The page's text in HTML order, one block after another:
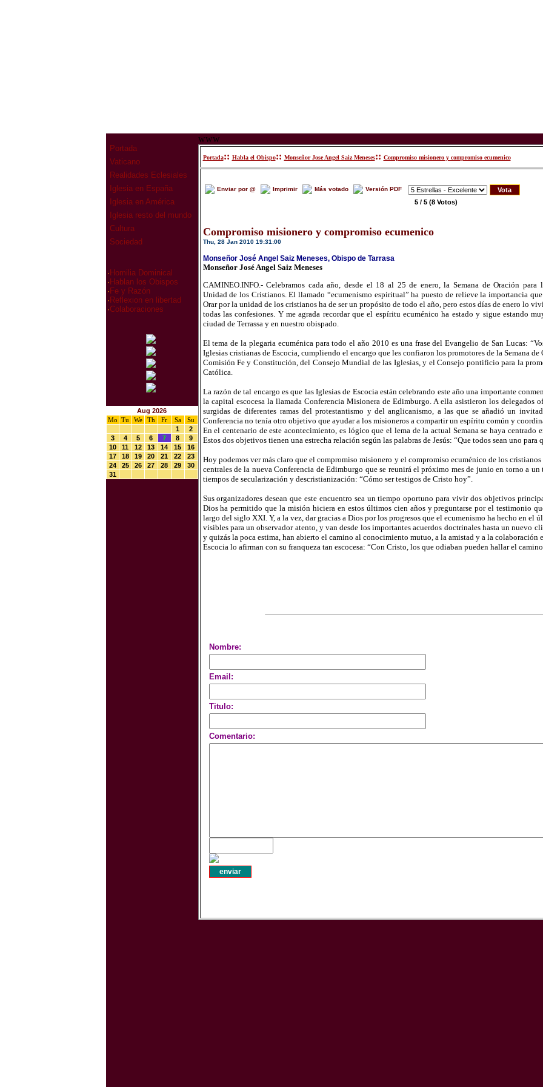
Portada
Vaticano
Realidades Eclesiales
Iglesia en España
Iglesia en América
Iglesia resto del mundo
Cultura
Sociedad
· Homilia Dominical
· Hablan los Obispos
· Fe y Razón
· Reflexion en libertad
·Colaboraciones
Aug 2026
Mo Tu We Th Fr Sa
Su
1
2
3
4 5 6 7 8
9
10
11 12 13 14 15
16
17
18 19 20 21 22
23
24
25 26 27 28 29
30
31
www
Portada:: Habla el Obispo:: Monseñor Jose Angel Saiz Meneses:: Compromiso misionero y compromiso ecumenico
Enviar por @ Imprimir Más votado Versión PDF
5 / 5 (8 Votos)
Compromiso misionero y compromiso ecumenico
Thu, 28 Jan 2010 19:31:00
Monseñor José Angel Saiz Meneses, Obispo de Tarrasa
Monseñor José Angel Saiz Meneses
CAMINEO.INFO.- Celebramos cada año, desde el 18 al 25 de enero, la Semana de Oración para
Unidad de los Cristianos. El llamado “ecumenismo espiritual” ha puesto de relieve la importancia
Orar por la unidad de los cristianos ha de ser un propósito de todo el año, pero estos días de enero lo
todas las confesiones. Y me agrada recordar que el espíritu ecuménico ha estado y sigue estando
ciudad de Terrassa y en nuestro obispado.
El tema de la plegaria ecuménica para todo el año 2010 es una frase del Evangelio de San Lucas:
Iglesias cristianas de Escocia, cumpliendo el encargo que les confiaron los promotores de la Semana
Comisión Fe y Constitución, del Consejo Mundial de las Iglesias, y el Consejo pontificio para la
Católica.
La razón de tal encargo es que las Iglesias de Escocia están celebrando este año una importante
la capital escocesa la llamada Conferencia Misionera de Edimburgo. A ella asistieron los delegados
surgidas de diferentes ramas del protestantismo y del anglicanismo, a las que se añadió un
Conferencia no tenía otro objetivo que ayudar a los misioneros a compartir un espíritu común y
En el centenario de este acontecimiento, es lógico que el lema de la actual Semana se haya
Estos dos objetivos tienen una estrecha relación según las palabras de Jesús: “Que todos sean uno para
Hoy podemos ver más claro que el compromiso misionero y el compromiso ecuménico de los
centrales de la nueva Conferencia de Edimburgo que se reunirá el próximo mes de junio en torno a un
tiempos de secularización y descristianización: “Cómo ser testigos de Cristo hoy”.
Sus organizadores desean que este encuentro sea un tiempo oportuno para vivir dos objetivos
Dios ha permitido que la misión hiciera en estos últimos cien años y preguntarse por el testimonio
largo del siglo XXI. Y, a la vez, dar gracias a Dios por los progresos que el ecumenismo ha hecho en el
visibles para un observador atento, y van desde los importantes acuerdos doctrinales hasta un nuevo
y quizás la poca estima, han abierto el camino al conocimiento mutuo, a la amistad y a la colaboración
Escocia lo afirman con su franqueza tan escocesa: “Con Cristo, los que odiaban pueden hallar el
Nombre:
Email:
Titulo:
Comentario: